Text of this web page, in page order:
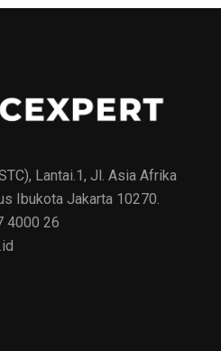
Lantai.1, Jl. Asia Afrika
Ibukota Jakarta 10270.
4000 26